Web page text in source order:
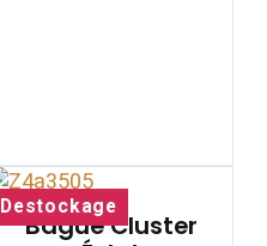
Destockage
Bague Cluster